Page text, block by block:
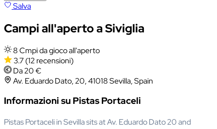
Salva
Campi all'aperto a Siviglia
8 Cmpi da gioco all'aperto
3.7(12 recensioni)
Da 20 €
Av. Eduardo Dato, 20, 41018 Sevilla, Spain
Informazioni su Pistas Portaceli
Pistas Portaceli in Sevilla sits at Av. Eduardo Dato 20 and